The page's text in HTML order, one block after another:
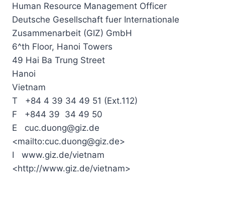
Human Resource Management Officer
Deutsche Gesellschaft fuer Internationale
Zusammenarbeit (GIZ) GmbH
6^th Floor, Hanoi Towers
49 Hai Ba Trung Street
Hanoi
Vietnam
T +84 4 39 34 49 51 (Ext.112)
F +844 39 34 49 50
E cuc.duong@giz.de
<mailto:cuc.duong@giz.de>
I www.giz.de/vietnam
<http://www.giz.de/vietnam>